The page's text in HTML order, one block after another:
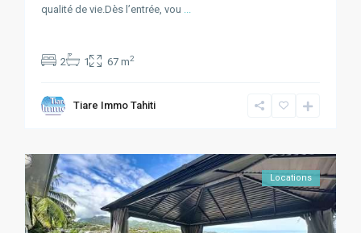
qualité de vie.Dès l’entrée, vou ...
2 1 67 m2
Tiare Immo Tahiti
Locations